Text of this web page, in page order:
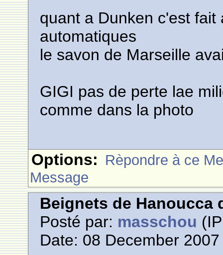
quant a Dunken c'est
automatiques
le savon de Marseille
GIGI pas de perte lae
comme dans la photo
Options: Rèpondre à ce
Message
Beignets de Hanoucca
Posté par: masschou
Date: 08 December